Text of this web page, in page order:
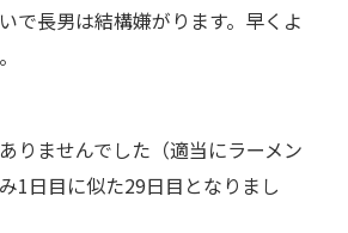
で長男は結構嫌がります。早くよ
りませんでした（適当にラーメン
1日目に似た29日目となりまし